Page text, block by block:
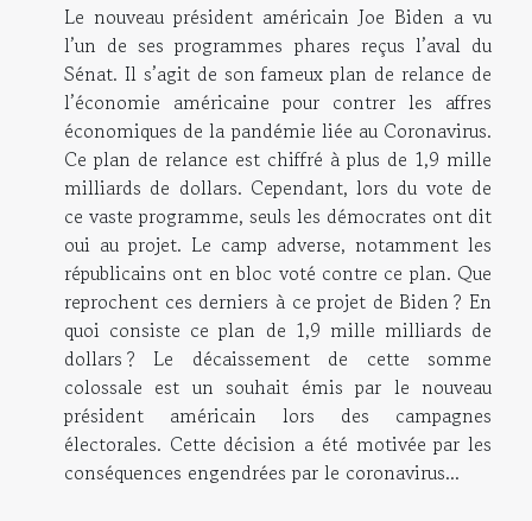
Le nouveau président américain Joe Biden a vu
l’un de ses programmes phares reçus l’aval du
Sénat. Il s’agit de son fameux plan de relance de
l’économie américaine pour contrer les affres
économiques de la pandémie liée au Coronavirus.
Ce plan de relance est chiffré à plus de 1,9 mille
milliards de dollars. Cependant, lors du vote de
ce vaste programme, seuls les démocrates ont dit
oui au projet. Le camp adverse, notamment les
républicains ont en bloc voté contre ce plan. Que
reprochent ces derniers à ce projet de Biden ? En
quoi consiste ce plan de 1,9 mille milliards de
dollars ? Le décaissement de cette somme
colossale est un souhait émis par le nouveau
président américain lors des campagnes
électorales. Cette décision a été motivée par les
conséquences engendrées par le coronavirus...